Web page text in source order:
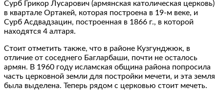
Сурб Грикор Лусарович (армянская католическая церковь)
в квартале Ортакей, которая построена в 19-м веке, и
Сурб Асдвадзацин, построенная в 1866 г., в которой
находятся 4 алтаря.
Стоит отметить также, что в районе Кузгунджюк, в
отличие от соседнего Багларбаши, почти не осталось
армян. В 1960 году исламская община района попросила
часть церковной земли для постройки мечети, и эта земля
была выделена. Теперь рядом с церковью стоит мечеть.